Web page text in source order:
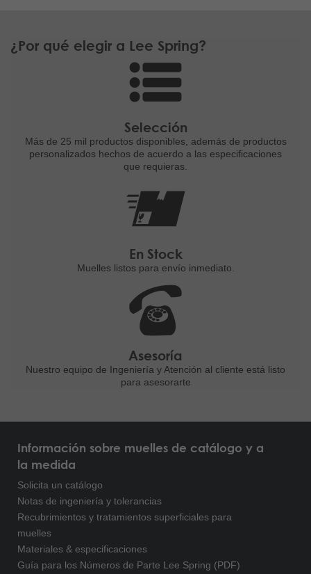
¿Por qué elegir a Lee Spring?
Selección
Más de 25 mil productos disponibles,
además de productos
personalizados hechos de acuerdo a las especificaciones
que requieras.
En Stock
Muelles listos para envío inmediato.
Asesoría
Nuestro equipo de Ingeniería y Atención al cliente está listo
para asesorarte
Información sobre muelles de catálogo y a
la medida
Solicita un catálogo
Notas de ingeniería y tolerancias
Recubrimientos y tratamientos superficiales para
muelles
Materiales & especificaciones
Guía para los Números de Parte Lee Spring (PDF)